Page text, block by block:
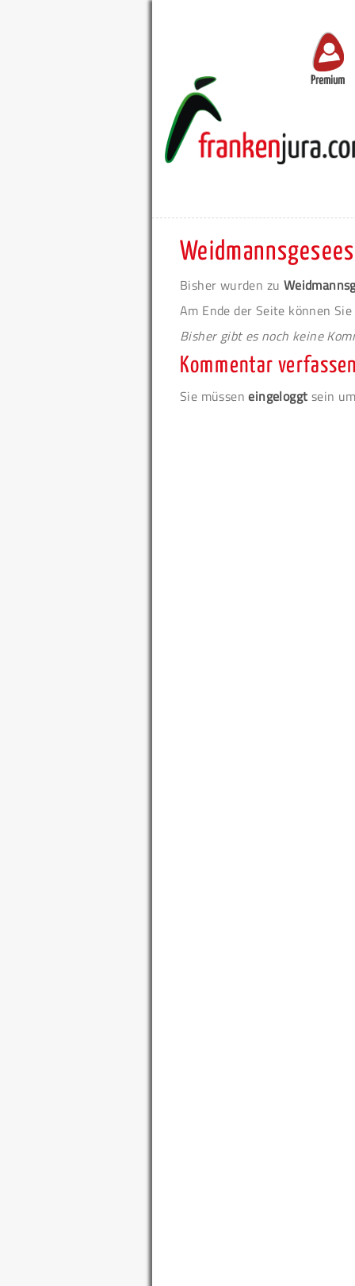
Premium
Weidmannsgesees
Bisher wurden zu
Am Ende der Seite können
Bisher gibt es noch keine
Kommentar
Sie müsseneingeloggt sein